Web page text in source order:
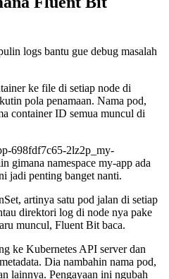
logs bantu gue debug masalah
ke file di setiap node di
pola penamaan. Nama pod,
container ID semua muncul di
698fdf7c65-2lz2p_my-
gimana namespace my-app ada
jadi penting banget nanti.
artinya satu pod jalan di setiap
direktori log di node nya pake
muncul, Fluent Bit baca.
ke Kubernetes API server dan
Dia nambahin nama pod,
lainnya. Pengayaan ini ngubah